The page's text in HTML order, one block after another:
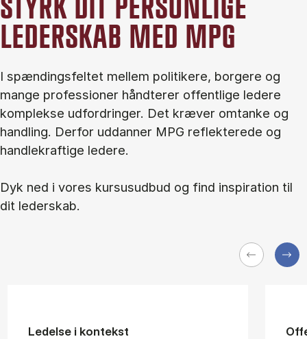
STYRK DIT PERSONLIGE
LEDERSKAB MED MPG
I spændingsfeltet mellem politikere, borgere og
mange professioner håndterer offentlige ledere
komplekse udfordringer. Det kræver omtanke og
handling. Derfor uddanner MPG reflekterede og
handlekraftige ledere.
Dyk ned i vores kursusudbud og find inspiration til
dit lederskab.
Ledelse i kontekst